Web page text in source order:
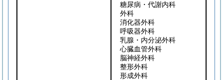
糖尿病・代謝内科
外科
消化器外科
呼吸器外科
乳腺・内分泌外科
心臓血管外科
脳神経外科
整形外科
形成外科